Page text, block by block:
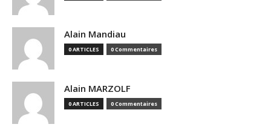
Alain Mandiau
0 ARTICLES 0 Commentaires
Alain MARZOLF
0 ARTICLES 0 Commentaires